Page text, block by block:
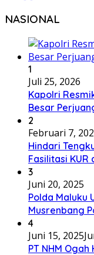
NASIONAL
1
Juli 25, 2026
Kapolri
Besar
2
Februari 7,
Hindari
Fasilitasi KUR
3
Juni 20, 2025
Polda Maluku
Musrenbang
4
Juni 15, 2025
PT NHM